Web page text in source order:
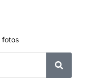
fotos